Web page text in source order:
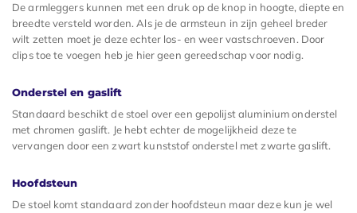
De armleggers kunnen met een druk op de knop in hoogte, diepte en
breedte versteld worden. Als je de armsteun in zijn geheel breder
wilt zetten moet je deze echter los- en weer vastschroeven. Door
clips toe te voegen heb je hier geen gereedschap voor nodig.
Onderstel en gaslift
Standaard beschikt de stoel over een gepolijst aluminium onderstel
met chromen gaslift. Je hebt echter de mogelijkheid deze te
vervangen door een zwart kunststof onderstel met zwarte gaslift.
Hoofdsteun
De stoel komt standaard zonder hoofdsteun maar deze kun je wel